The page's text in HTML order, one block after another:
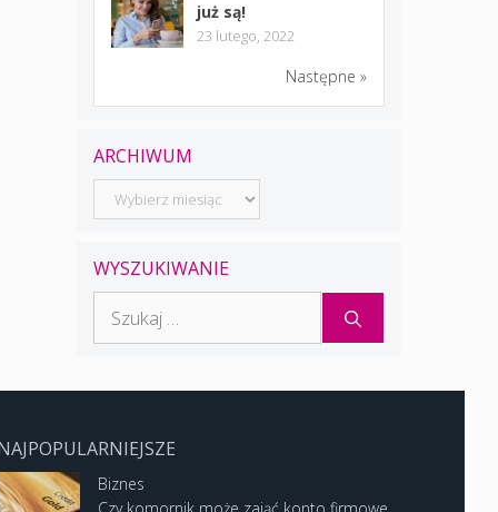
już są!
23 lutego, 2022
Następne »
ARCHIWUM
Archiwum
WYSZUKIWANIE
Biznes